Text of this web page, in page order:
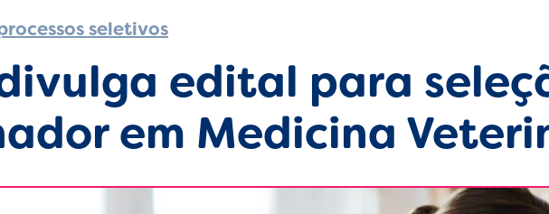
seletivos
edital para
em Medicina